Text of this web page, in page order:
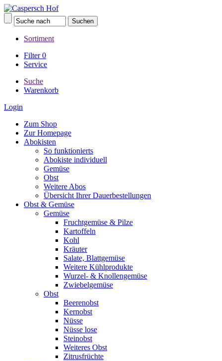
Sortiment
Filter0
Service
Suche
Warenkorb
Login
Zum Shop
Zur Homepage
Abokisten
So funktionierts
Abokiste individuell
Gemüse
Obst
Weitere Abos
Übersicht Ihrer Dauerbestellungen
Obst & Gemüse
Gemüse
Fruchtgemüse & Pilze
Kartoffeln
Kohl
Kräuter
Salate, Blattgemüse
Weitere Kühlprodukte
Wurzel- & Knollengemüse
Zwiebelgemüse
Obst
Beerenobst
Kernobst
Nüsse
Nüsse lose
Steinobst
Weiteres Obst
Zitrusfrüchte